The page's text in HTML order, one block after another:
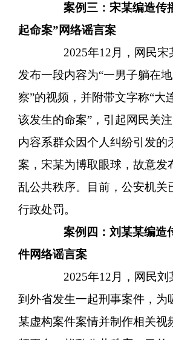
案例三：宋某编造传
起命案”网络谣言案
2025年12月，网民宋
发布一段内容为“一男子躺在
察”的视频，并附带文字称“大
该发生的命案”，引起网民关
内容系群众因个人纠纷引发的
案，宋某为博取眼球，故意发
乱公共秩序。目前，公安机关
行政处罚。
案例四：刘某某编造
件网络谣言案
2025年12月，网民刘
到外省发生一起刑事案件，为
某虚构案件案情并制作相关视